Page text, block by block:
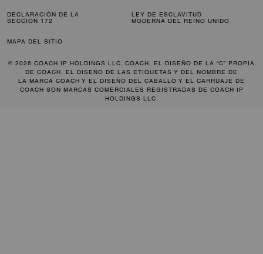
DECLARACIÓN DE LA
SECCIÓN 172
LEY DE ESCLAVITUD
MODERNA DEL REINO UNIDO
MAPA DEL SITIO
© 2026 COACH IP HOLDINGS LLC. COACH, EL DISEÑO DE LA “C” PROPIA
DE COACH, EL DISEÑO DE LAS ETIQUETAS Y DEL NOMBRE DE
LA MARCA COACH Y EL DISEÑO DEL CABALLO Y EL CARRUAJE DE
COACH SON MARCAS COMERCIALES REGISTRADAS DE COACH IP
HOLDINGS LLC.